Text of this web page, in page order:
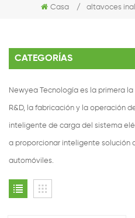
Casa / altavoces
CATEGORÍAS
Newyea Tecnología es la primera
R&D, la fabricación y la operación
inteligente de carga del sistema
a proporcionar inteligente solución
automóviles.